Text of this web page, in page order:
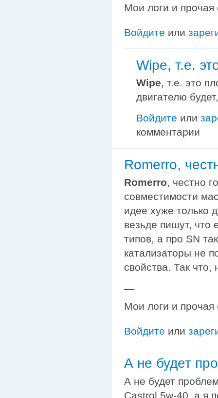
Мои логи и
Войдите или
Wipe, т.е.
Wipe, т.е. это
двигателю
Войдите или
комментарии
Romerro,
Romerro, честно
совместимости
идее хуже только
везьде пишут, что
типов, а про SN
катализаторы не
свойства. Так
—
Мои логи и
Войдите или
А не будет
А не будет
Castrol 5w-40, а я